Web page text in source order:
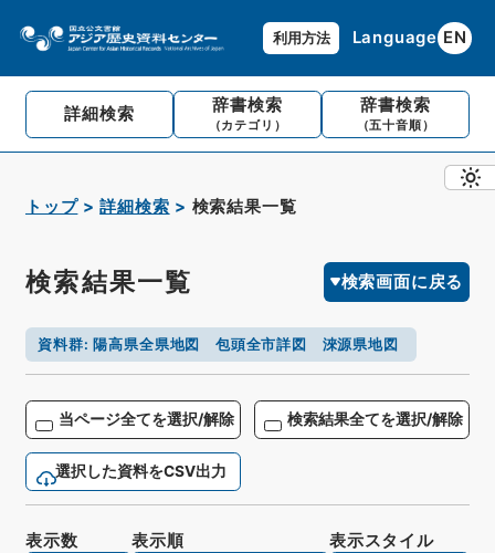
利用方法 Language EN
詳細検索 辞書検索
（カテゴリ）
辞書検索
（五十音順）
トップ 詳細検索 検索結果一覧
検索結果一覧 検索画面に戻る
資料群: 陽高県全県地図 包頭全市詳図 淶源県地図
当ページ全てを選択/解除 検索結果全てを選択/解除
選択した資料をCSV出力
表示数 表示順 表示スタイル